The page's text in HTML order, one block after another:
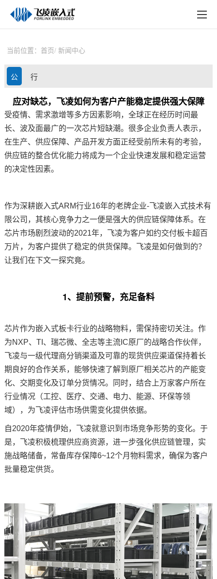
技术与支持
在线文档
方案定制
天猫商城
新闻中心
技术论坛
在线购买
当前位置： 首页 新闻中心
公
司
动
态
行
业
资
讯
应对缺芯，飞凌如何为客户产能稳定提供强大保障
受疫情、需求激增等多方因素影响，全球正在经历时间最
长、波及面最广的一次芯片短缺潮。很多企业负责人表示，
在生产、供应保障、产品开发方面正经受前所未有的考验，
供应链的整合优化能力将成为一个企业快速发展和稳定运营
的决定性因素。
作为深耕嵌入式ARM行业16年的老牌企业-飞凌嵌入式技术有
限公司，其核心竞争力之一便是强大的供应链保障体系。在
芯片市场剧烈波动的2021年， 飞凌为客户如约交付板卡超百
万片，为客户提供了稳定的供货保障。飞凌是如何做到的？
让我们在下文一探究竟。
1、提前预警，充足备料
芯片作为嵌入式板卡行业的战略物料，需保持密切关注。作
为NXP、TI、瑞芯微、 全志等主流IC原厂的战略合作伙伴，
飞凌与一级代理商分销渠道及可靠的现货供应渠道保持着长
期良好的合作关系，能够快速了解到原厂相关芯片的产能变
化、交期变化及订单分货情况。同时，结合上万家客户所在
行业情况（工控、 医疗、交通、 电力、能源、环保等领
域），为飞凌评估市场供需变化提供依据。
自2020年疫情伊始，飞凌就意识到市场竞争形势的变化。于
是，飞凌积极梳理供应商资源，进一步强化供应链管理，实
施战略储备，常备库存保障6~12个月物料需求，确保为客户
批量稳定供货。